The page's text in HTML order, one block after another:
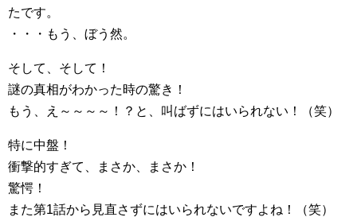
たです。
・・・もう、ぼう然。
そして、そして！
謎の真相がわかった時の驚き！
もう、え～～～～！？と、叫ばずにはいられない！（笑）
特に中盤！
衝撃的すぎて、まさか、まさか！
驚愕！
また第1話から見直さずにはいられないですよね！（笑）